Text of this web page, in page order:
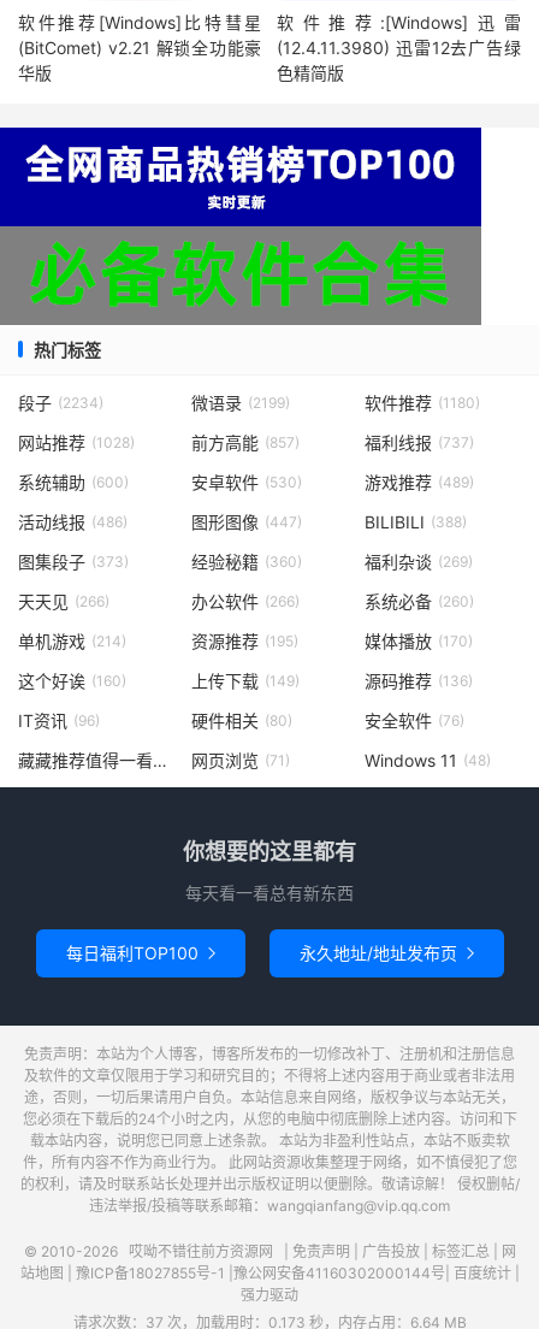
软件推荐[Windows]比特彗星
(BitComet) v2.21 解锁全功能豪
华版
软件推荐:[Windows]迅雷
(12.4.11.3980) 迅雷12去广告绿
色精简版
热门标签
段子 (2234) 微语录 (2199) 软件推荐 (1180)
网站推荐 (1028) 前方高能 (857) 福利线报 (737)
系统辅助 (600) 安卓软件 (530) 游戏推荐 (489)
活动线报 (486) 图形图像 (447) BILIBILI (388)
图集段子 (373) 经验秘籍 (360) 福利杂谈 (269)
天天见 (266) 办公软件 (266) 系统必备 (260)
单机游戏 (214) 资源推荐 (195) 媒体播放 (170)
这个好诶 (160) 上传下载 (149) 源码推荐 (136)
IT资讯 (96) 硬件相关 (80) 安全软件 (76)
藏藏推荐值得一看 网页浏览 (71) Windows 11 (48)
你想要的这里都有
每天看一看总有新东西
每日福利TOP100  永久地址/地址发布页 
免责声明：本站为个人博客，博客所发布的一切修改补丁、注册机和注册信息
及软件的文章仅限用于学习和研究目的；不得将上述内容用于商业或者非法用
途，否则，一切后果请用户自负。本站信息来自网络，版权争议与本站无关，
您必须在下载后的24个小时之内，从您的电脑中彻底删除上述内容。访问和下
载本站内容，说明您已同意上述条款。 本站为非盈利性站点，本站不贩卖软
件，所有内容不作为商业行为。 此网站资源收集整理于网络，如不慎侵犯了您
的权利，请及时联系站长处理并出示版权证明以便删除。敬请谅解！ 侵权删帖/
违法举报/投稿等联系邮箱：wangqianfang@vip.qq.com
© 2010-2026 哎呦不错往前方资源网 免责声明 广告投放| 标签汇总
网
站地图
豫ICP备18027855号-1 豫公网安备41160302000144号 百度统计|
强力驱动
请求次数：37 次，加载用时：0.173 秒，内存占用：6.64 MB